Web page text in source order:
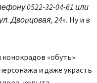
0522-32-04-61 или
Двоpцовая, 24». Ну и в
«обуть»
и даже украсть